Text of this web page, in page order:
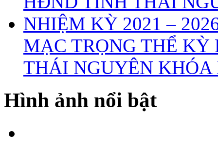
MẠC TRỌNG THỂ
THÁI NGUYÊN KHÓA
Hình ảnh nổi bật